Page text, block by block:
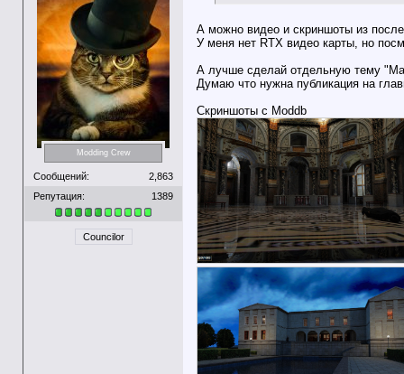
Modding Crew
Сообщений:
2,863
Репутация:
1389
Councilor
А можно видео и скриншоты из
У меня нет RTX видео карты, но
А лучше сделай отдельную тему
Думаю что нужна публикация на
Скриншоты с Moddb